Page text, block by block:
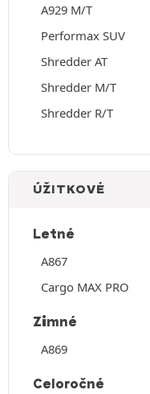
A929 M/T
Performax SUV
Shredder AT
Shredder M/T
Shredder R/T
ÚŽITKOVÉ
Letné
A867
Cargo MAX PRO
Zimné
A869
Celoročné